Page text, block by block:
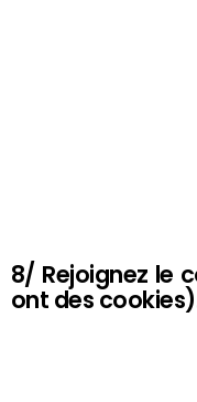
8/ Rejoignez le
ont des